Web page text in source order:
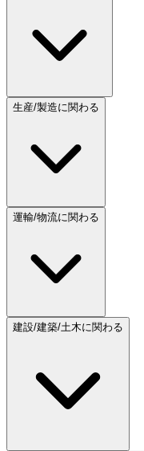
生産/製造に関わる
運輸/物流に関わる
建設/建築/土木に関わる